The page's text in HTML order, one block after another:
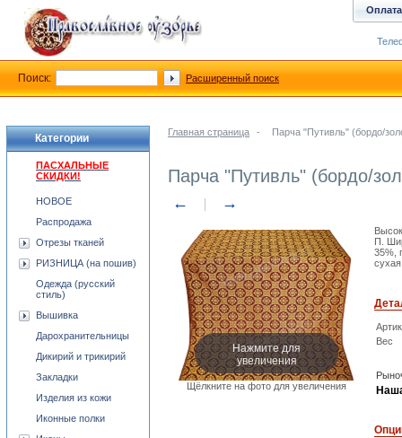
Главная страница - Парча "Путивль" (бордо/
Парча "Путивль" (бордо/
← →
Нажмите для
увеличения
Щёлкните на фото для увеличения
П.
35%,
Вес
Категории
ПАСХАЛЬНЫЕ
СКИДКИ!
НОВОЕ
Распродажа
Отрезы тканей
РИЗНИЦА (на пошив)
Одежда (русский
стиль)
Вышивка
Дарохранительницы
Дикирий и трикирий
Закладки
Изделия из кожи
Иконные полки
Оплата
Поиск: Расширенный поиск